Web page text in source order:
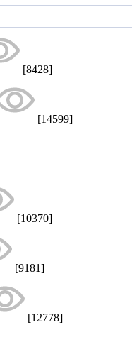
[8428]
[14599]
[10370]
[9181]
[12778]